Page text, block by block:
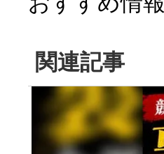
関連記事